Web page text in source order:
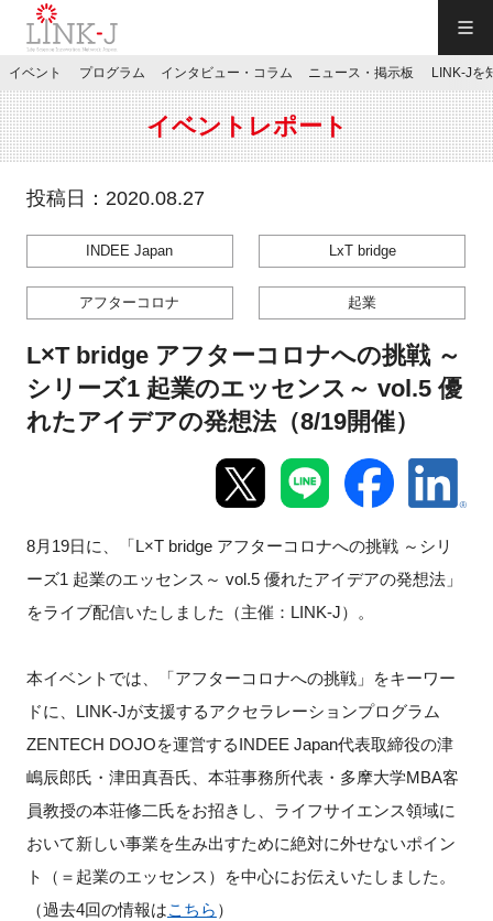
JP／EN
特別会員専用メニュー
お問い合わせ
イベント
インタビュー・コラム
ニュース・掲示板
LINK-Jを知る
特別会員
イベント プログラム インタビュー・コラム ニュース・掲示板 LINK-Jを
イベントレポート
投稿日：2020.08.27
INDEE Japan LxT bridge
アフターコロナ 起業
L×T bridge アフターコロナへの挑戦 ～
シリーズ1 起業のエッセンス～ vol.5 優
れたアイデアの発想法（8/19開催）
8月 19日に、「L×T bridge アフターコロナへの挑戦 ～シリ
ーズ1 起業のエッセンス～ vol.5 優れたアイデアの発想法」
をライブ配信いたしました（主催： LINK-J）。
本イベントでは、「アフターコロナへの挑戦」をキーワー
ドに、 LINK-Jが支援するアクセラレーションプログラム
ZENTECH DOJOを運営するINDEE Japan代表取締役の津
嶋辰郎氏・津田真吾氏、本荘事務所代表・多摩大学MBA客
員教授の本荘修二氏をお招きし、ライフサイエンス領域に
おいて新しい事業を生み出すために絶対に外せないポイン
ト（＝起業のエッセンス）を中心にお伝えいたしました。
（過去4回の情報はこちら ）